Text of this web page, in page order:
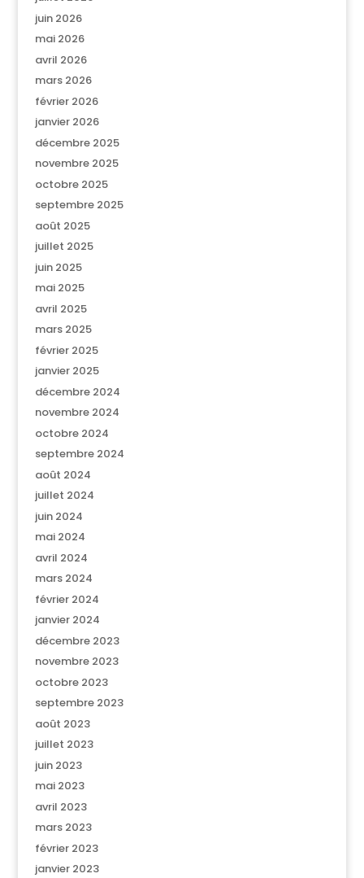
juin 2026
mai 2026
avril 2026
mars 2026
février 2026
janvier 2026
décembre 2025
novembre 2025
octobre 2025
septembre 2025
août 2025
juillet 2025
juin 2025
mai 2025
avril 2025
mars 2025
février 2025
janvier 2025
décembre 2024
novembre 2024
octobre 2024
septembre 2024
août 2024
juillet 2024
juin 2024
mai 2024
avril 2024
mars 2024
février 2024
janvier 2024
décembre 2023
novembre 2023
octobre 2023
septembre 2023
août 2023
juillet 2023
juin 2023
mai 2023
avril 2023
mars 2023
février 2023
janvier 2023